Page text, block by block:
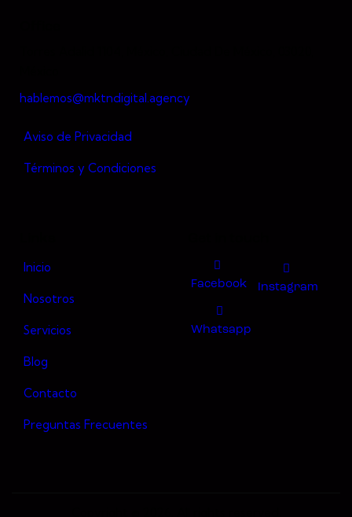
hablemos@mktndigital.agency
Aviso de Privacidad
Términos y Condiciones
Inicio
Nosotros
Servicios
Blog
Contacto
Preguntas Frecuentes
Facebook Instagram
Whatsapp